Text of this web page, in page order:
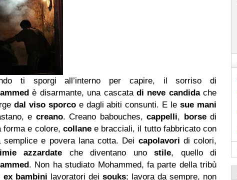
ti sporgi all’interno per capire, il sorriso di
è disarmante, una cascata di neve candidache
dal viso sporcoe dagli abiti consunti. E lesue mani
e creano. Creano babouches,cappelli, borsedi
forma e colore, collanee bracciali, il tutto fabbricato con
semplice e povera lana cotta. Dei capolavori di colori,
azzardate che diventano unostile, quello di
. Non ha studiato Mohammed, fa parte della tribù
ex bambini lavoratori dei souks; lavora da sempre, non